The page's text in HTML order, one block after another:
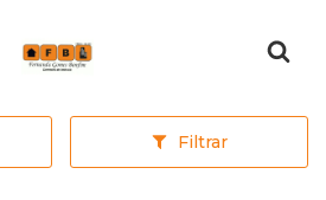
Página inicial
Filtrar